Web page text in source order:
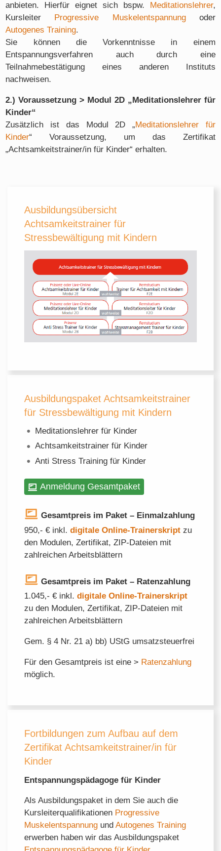
anbieten. Hierfür eignet sich bspw.
Meditationslehrer,
Kursleiter
Progressive Muskelentspannungoder
Autogenes Training.
Sie können die Vorkenntnisse in einem
Entspannungsverfahren auch durch eine
Teilnahmebestätigung eines anderen Instituts
nachweisen.
2.) Voraussetzung > Modul 2D „Meditationslehrer für
Kinder“
Zusätzlich ist das Modul 2D „Meditationslehrer für
Kinder“ Voraussetzung, um das Zertifikat
„Achtsamkeitstrainer/in für Kinder“ erhalten.
Ausbildungsübersicht
Achtsamkeitstrainer für
Stressbewältigung mit Kindern
Ausbildungspaket Achtsamkeitstrainer
für Stressbewältigung mit Kindern
Meditationslehrer für Kinder
Achtsamkeitstrainer für Kinder
Anti Stress Training für Kinder
Anmeldung Gesamtpaket
Gesamtpreis im Paket – Einmalzahlung
950,- € inkl.digitale Online-Trainerskript zu
den Modulen, Zertifikat, ZIP-Dateien mit
zahlreichen Arbeitsblättern
Gesamtpreis im Paket – Ratenzahlung
1.045,- € inkl.digitale Online-Trainerskript
zu den Modulen, Zertifikat, ZIP-Dateien mit
zahlreichen Arbeitsblättern
Gem. § 4 Nr. 21 a) bb) UStG umsatzsteuerfrei
Für den Gesamtpreis ist eine > Ratenzahlung
möglich.
Fortbildungen zum Aufbau auf dem
Zertifikat Achtsamkeitstrainer/in für
Kinder
Entspannungspädagoge für Kinder
Als Ausbildungspaket in dem Sie auch die
Kursleiterqualifikationen Progressive
Muskelentspannung undAutogenes Training
erwerben haben wir das Ausbildungspaket